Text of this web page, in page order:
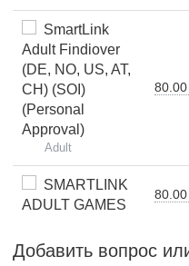
SmartLink
Adult Findiover
(DE, NO, US, AT,
CH) (SOI)
(Personal
Approval)
Adult
SMARTLINK
ADULT GAMES
Добавить вопрос